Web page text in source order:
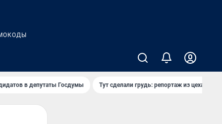
в депутаты Госдумы Тут сделали грудь: репортаж из цеха